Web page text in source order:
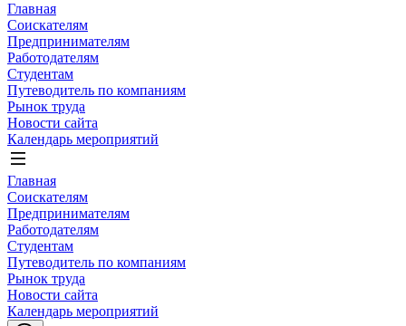
Главная
Соискателям
Предпринимателям
Работодателям
Студентам
Путеводитель по компаниям
Рынок труда
Новости сайта
Календарь мероприятий
Главная
Соискателям
Предпринимателям
Работодателям
Студентам
Путеводитель по компаниям
Рынок труда
Новости сайта
Календарь мероприятий